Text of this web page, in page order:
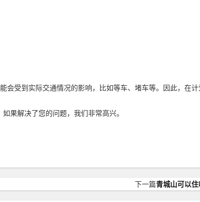
受到实际交通情况的影响，比如等车、堵车等。因此，在
果解决了您的问题，我们非常高兴。
下一篇青城山可以